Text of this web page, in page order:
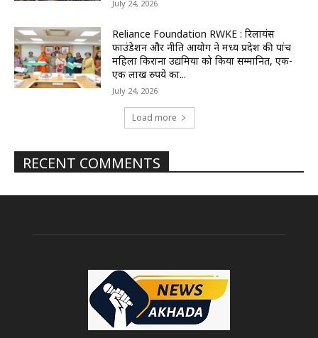
July 24, 2026
Reliance Foundation RWKE : रिलायंस
फाउंडेशन और नीति आयोग ने मध्य प्रदेश की पांच
महिला किराना उद्यमियों को किया सम्मानित, एक-
एक लाख रुपये का...
July 24, 2026
Load more
RECENT COMMENTS